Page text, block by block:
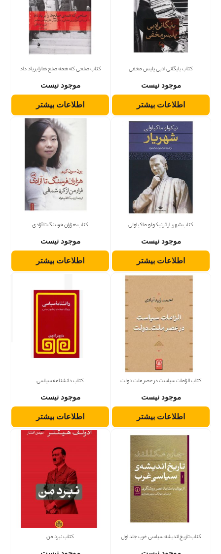
کتاب بایگانی ادبی پلیس مخفی
موجود نیست
اطلاعات بیشتر
کتاب صلحی که همه صلح ها را بر باد داد
موجود نیست
اطلاعات بیشتر
کتاب شهریار اثر نیکولو ماکیاولی
موجود نیست
اطلاعات بیشتر
کتاب هزاران فرسنگ تا آزادی
موجود نیست
اطلاعات بیشتر
کتاب الزامات سیاست در عصر ملت دولت
موجود نیست
اطلاعات بیشتر
کتاب دانشنامه سیاسی
موجود نیست
اطلاعات بیشتر
کتاب تاریخ اندیشه سیاسی غرب جلد اول کتاب نبرد من